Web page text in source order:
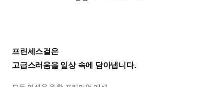
프린세스걸은
고급스러움을 일상 속에 담아냅니다.